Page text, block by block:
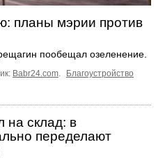
планы мэрии против
пообещал озеленение.
Babr24.com
Благоустройство
на склад: в
переделают